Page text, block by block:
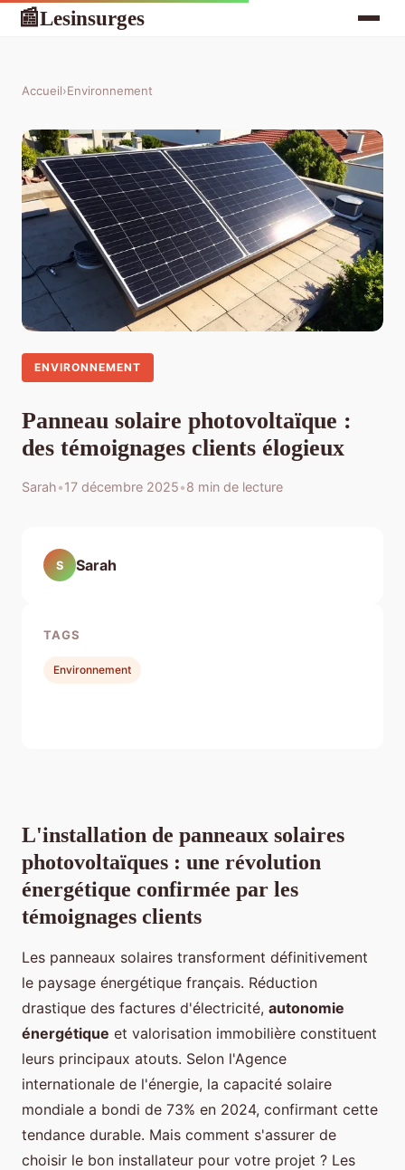
📰Lesinsurges
Accueil›Environnement
ENVIRONNEMENT
Panneau solaire photovoltaïque :
des témoignages clients élogieux
Sarah•17 décembre 2025•8 min de lecture
L'installation de panneaux solaires
photovoltaïques : une révolution
énergétique confirmée par les
témoignages clients
Les panneaux solaires transforment définitivement
le paysage énergétique français. Réduction
drastique des factures d'électricité, autonomie
énergétique et valorisation immobilière constituent
leurs principaux atouts. Selon l'Agence
internationale de l'énergie, la capacité solaire
mondiale a bondi de 73% en 2024, confirmant cette
tendance durable. Mais comment s'assurer de
choisir le bon installateur pour votre projet ? Les
S Sarah
TAGS
Environnement